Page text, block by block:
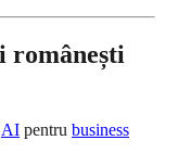
românești
AI pentru business